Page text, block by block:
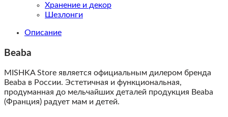
Хранение и декор
Шезлонги
Описание
Beaba
MISHKA Store является официальным дилером бренда
Beaba в России. Эстетичная и функциональная,
продуманная до мельчайших деталей продукция Beaba
(Франция) радует мам и детей.